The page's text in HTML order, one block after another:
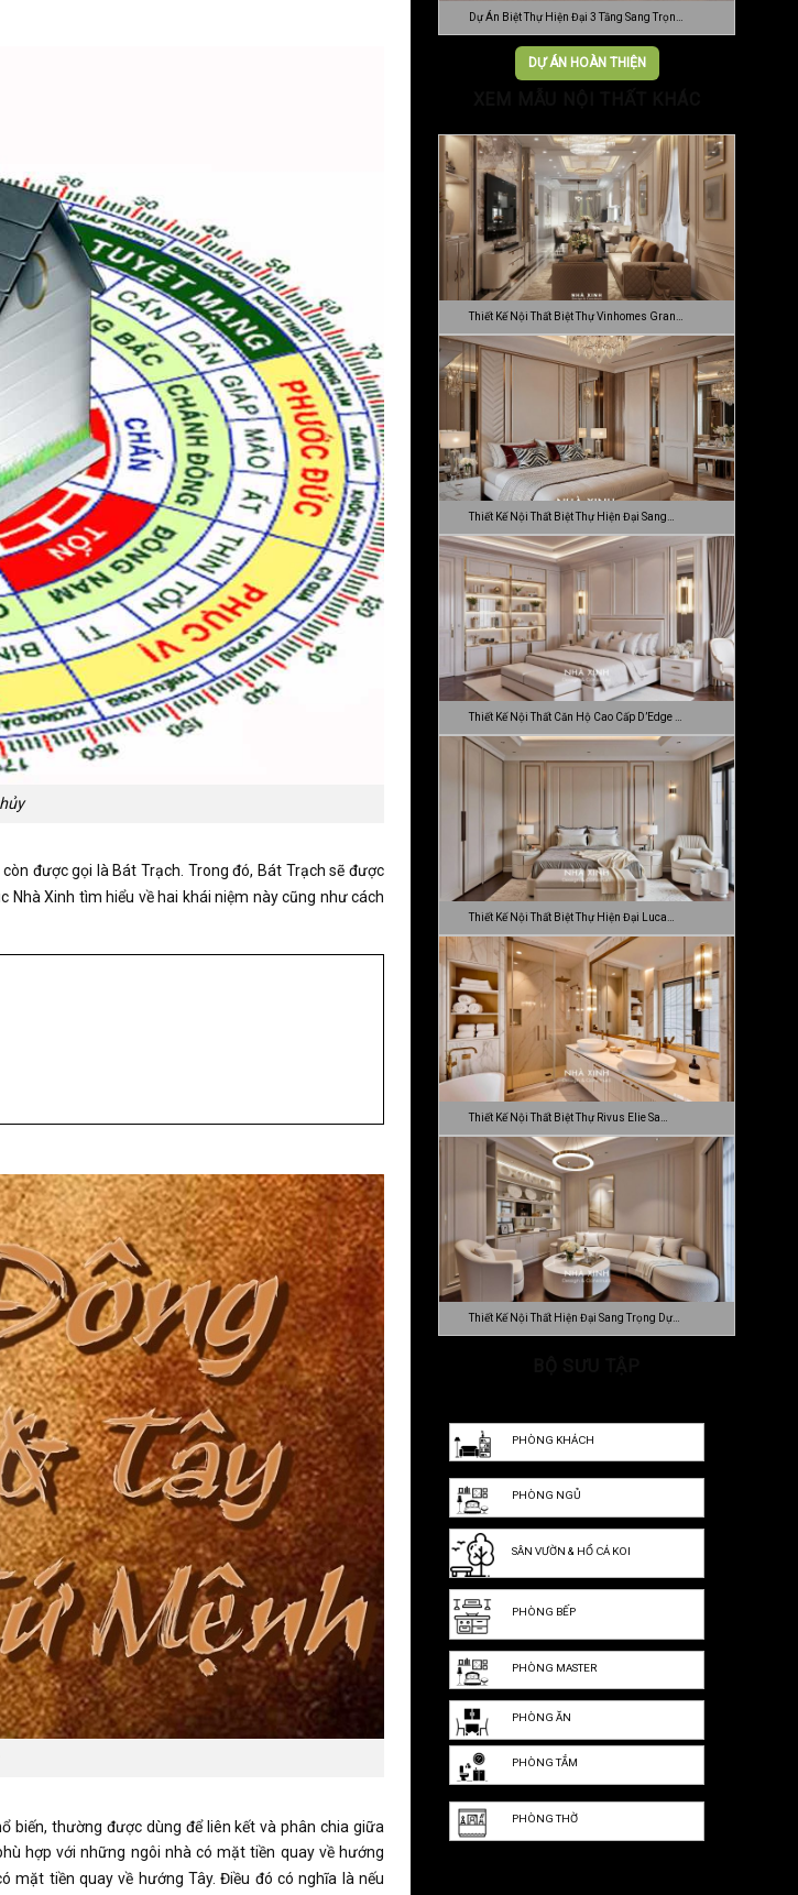
được gọi là Bát Trạch. Trong đó, Bát Trạch sẽ được
Nhà Xinh tìm hiểu về hai khái niệm này cũng như cách
biến, thường được dùng để liên kết và phân chia giữa
hợp với những ngôi nhà có mặt tiền quay về hướng
mặt tiền quay về hướng Tây. Điều đó có nghĩa là nếu
Dự Án Biệt Thự Hiện Đại 3 Tầng Sang Trọn…
DỰ ÁN HOÀN THIỆN
Thiết Kế Nội Thất Biệt Thự Vinhomes Gran…
Thiết Kế Nội Thất Biệt Thự Hiện Đại Sang…
Thiết Kế Nội Thất Căn Hộ Cao Cấp D’Edge …
Thiết Kế Nội Thất Biệt Thự Hiện Đại Luca…
Thiết Kế Nội Thất Biệt Thự Rivus Elie Sa…
Thiết Kế Nội Thất Hiện Đại Sang Trọng Dự…
PHÒNG KHÁCH
PHÒNG NGỦ
SÂN VƯỜN & HỒ CÁ KOI
PHÒNG BẾP
PHÒNG MASTER
PHÒNG ĂN
PHÒNG TẮM
PHÒNG THỜ